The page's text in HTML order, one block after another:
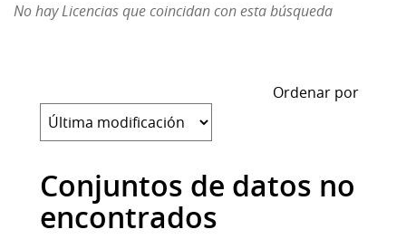
No hay Licencias que coincidan con esta búsqueda
Ordenar por
Conjuntos de datos no
encontrados